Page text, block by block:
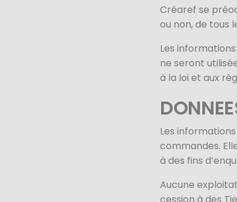
Créaref se
ou non, de tous
Les
ne seront
à la loi et aux
Les
commandes.
à des fins
Aucune